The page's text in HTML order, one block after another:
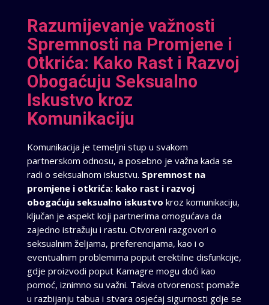
Razumijevanje važnosti
Spremnosti na Promjene i
Otkrića: Kako Rast i Razvoj
Obogaćuju Seksualno
Iskustvo kroz
Komunikaciju
Komunikacija je temeljni stup u svakom
partnerskom odnosu, a posebno je važna kada se
radi o seksualnom iskustvu. Spremnost na
promjene i otkrića: kako rast i razvoj
obogaćuju seksualno iskustvo kroz komunikaciju,
ključan je aspekt koji partnerima omogućava da
zajedno istražuju i rastu. Otvoreni razgovori o
seksualnim željama, preferencijama, kao i o
eventualnim problemima poput erektilne disfunkcije,
gdje proizvodi poput Kamagre mogu doći kao
pomoć, iznimno su važni. Takva otvorenost pomaže
u razbijanju tabua i stvara osjećaj sigurnosti gdje se